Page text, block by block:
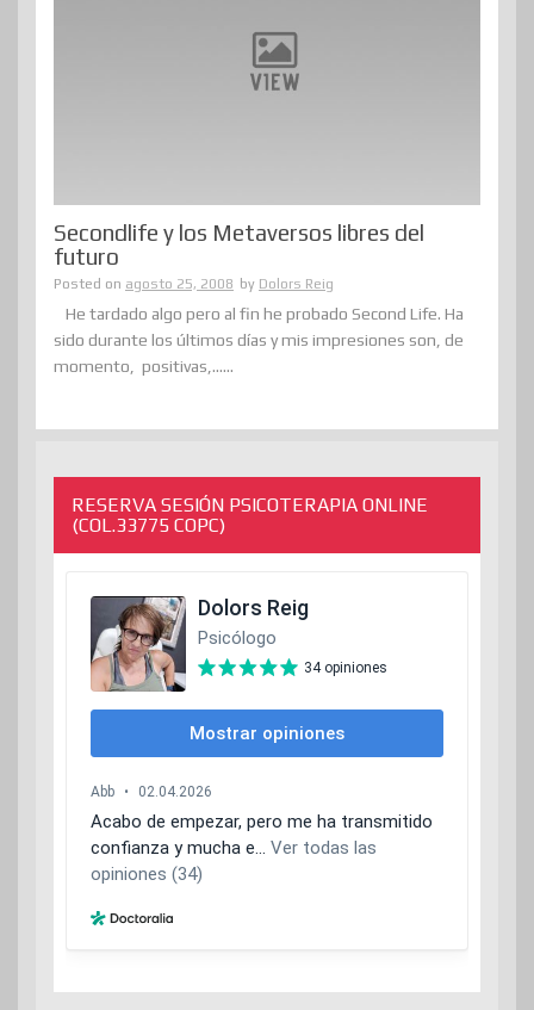
Secondlife y los Metaversos libres del
futuro
Posted on agosto 25, 2008 by Dolors Reig
He tardado algo pero al fin he probado Second Life. Ha
sido durante los últimos días y mis impresiones son, de
momento, positivas,......
RESERVA SESIÓN PSICOTERAPIA ONLINE
(COL.33775 COPC)